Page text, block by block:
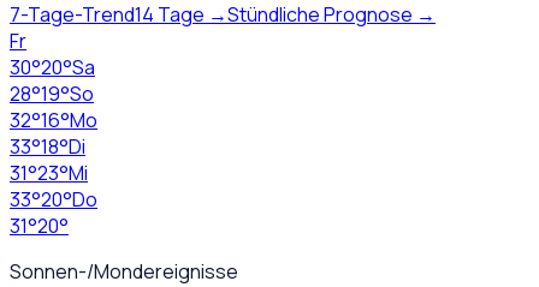
7-Tage-Trend14 Tage →Stündliche Prognose →
Fr
30°20°Sa
28°19°So
32°16°Mo
33°18°Di
31°23°Mi
33°20°Do
31°20°
Sonnen-/Mondereignisse